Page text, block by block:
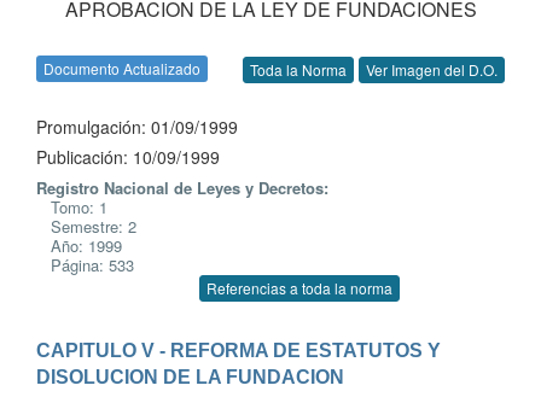
APROBACION DE LA LEY DE FUNDACIONES
Documento Actualizado Toda la Norma Ver Imagen del D.O.
Promulgación: 01/09/1999
Publicación: 10/09/1999
Registro Nacional de Leyes y Decretos:
Tomo: 1
Semestre: 2
Año: 1999
Página: 533
Referencias a toda la norma
CAPITULO V - REFORMA DE ESTATUTOS Y
DISOLUCION DE LA FUNDACION